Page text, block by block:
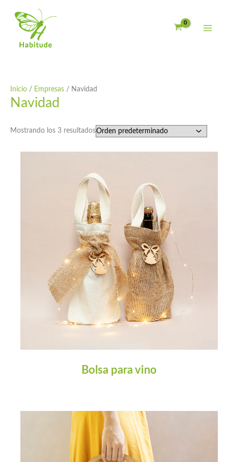
contenido
Inicio / Empresas / Navidad
Navidad
Mostrando los 3 resultados
Bolsa para vino